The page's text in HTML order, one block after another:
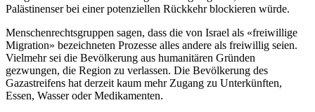
Palästinenser bei einer potenziellen Rückkehr blockieren würde.
Menschenrechtsgruppen sagen, dass die von Israel als «freiwillige
Migration» bezeichneten Prozesse alles andere als freiwillig seien.
Vielmehr sei die Bevölkerung aus humanitären Gründen
gezwungen, die Region zu verlassen. Die Bevölkerung des
Gazastreifens hat derzeit kaum mehr Zugang zu Unterkünften,
Essen, Wasser oder Medikamenten.